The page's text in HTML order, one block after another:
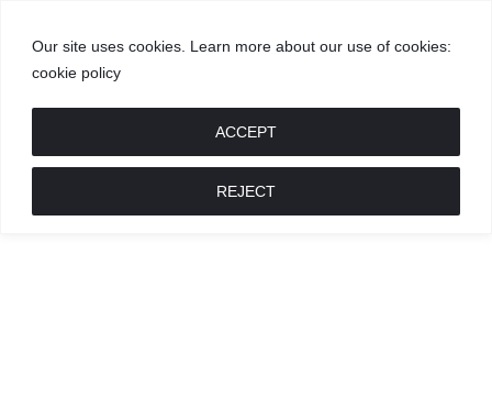
Our site uses cookies. Learn more about our use of cookies:
cookie policy
REJECT
ACCEPT
GROŽIS
MADA